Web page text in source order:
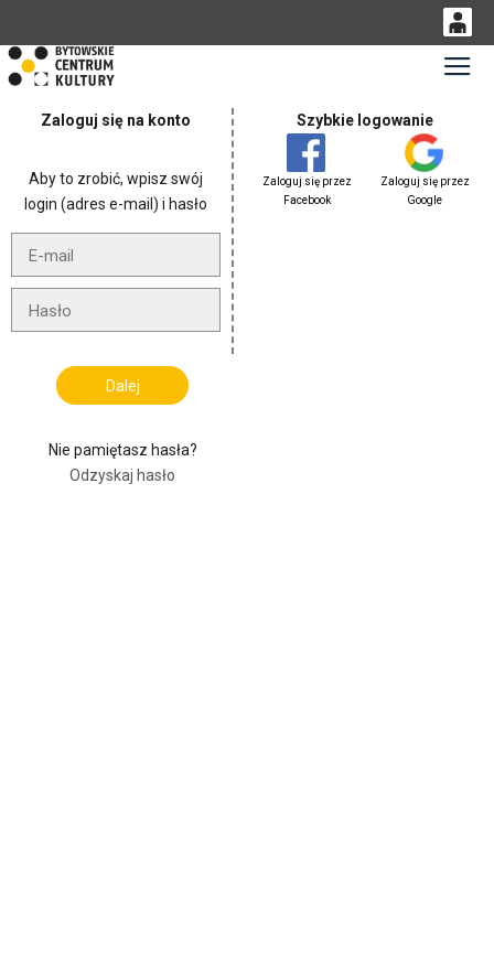
PLN
14 53
Zaloguj się na konto
Aby to zrobić, wpisz swój
login (adres e-mail) i hasło
Nie pamiętasz hasła?
Odzyskaj hasło
Szybkie logowanie
Zaloguj się przez
Facebook
Zaloguj się przez
Google